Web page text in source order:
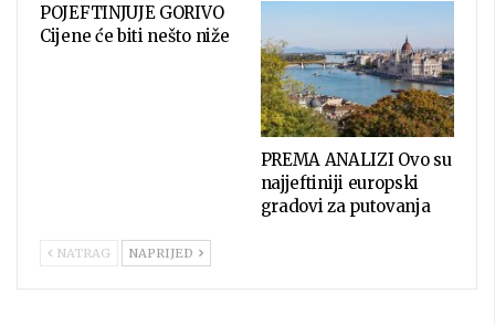
POJEFTINJUJE GORIVO
Cijene će biti nešto niže
PREMA ANALIZI Ovo su
najjeftiniji europski
gradovi za putovanja
NATRAG NAPRIJED